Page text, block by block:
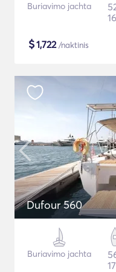
Buriavimo jachta
$1,722/naktinis
Dufour 560
Buriavimo jachta